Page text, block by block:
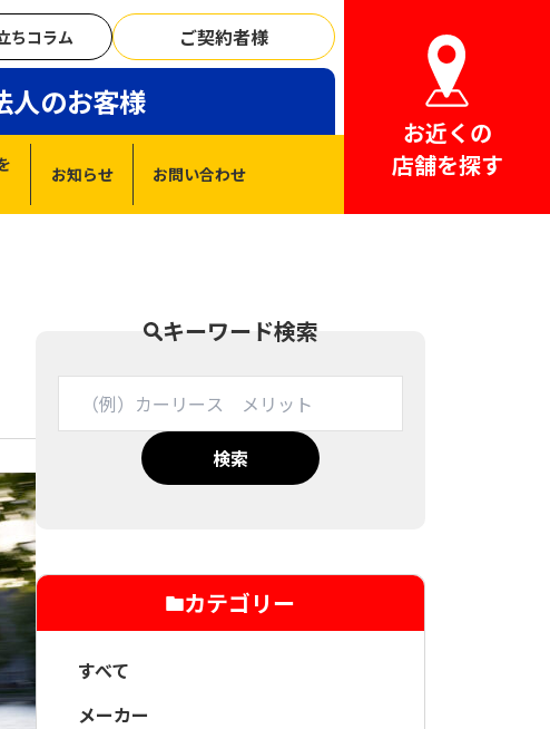
ちコラム ご契約者様
人のお客様
お知らせ お問い合わせ
お近くの
店舗を探す
キーワード検索
検索
カテゴリー
すべて
メーカー